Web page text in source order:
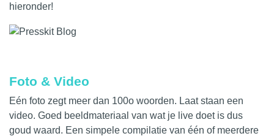
hieronder!
Foto & Video
Eén foto zegt meer dan 100o woorden. Laat staan een
video. Goed beeldmateriaal van wat je live doet is dus
goud waard. Een simpele compilatie van één of meerdere